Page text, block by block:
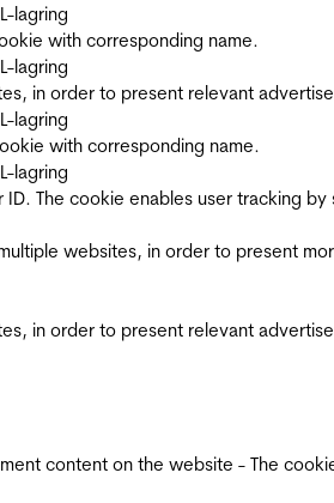
lagring
with corresponding name.
lagring
in order to present relevant
lagring
with corresponding name.
lagring
The cookie enables user tracking
websites, in order to present
in order to present relevant
content on the website - The